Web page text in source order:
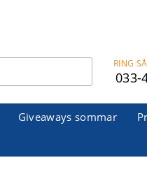
RING
033-
Giveaways sommar